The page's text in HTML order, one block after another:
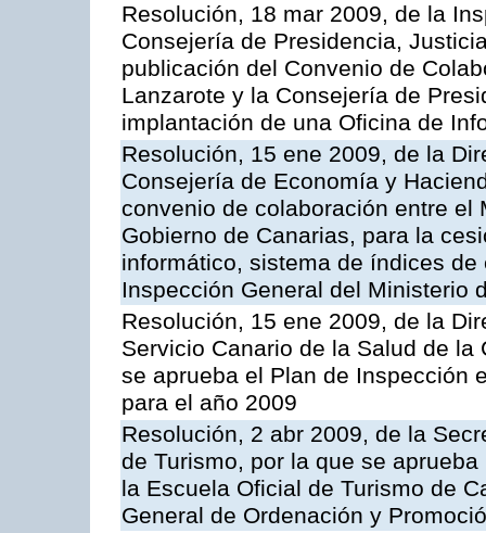
Resolución, 18 mar 2009, de la
Consejería de Presidencia,
publicación del Convenio de
Lanzarote y la Consejería de
implantación de una Oficina de
Resolución, 15 ene 2009, de la
Consejería de Economía y
convenio de colaboración entre
Gobierno de Canarias, para la
informático, sistema de índices
Inspección General del Ministerio
Resolución, 15 ene 2009, de la
Servicio Canario de la Salud de
se aprueba el Plan de Inspección
para el año 2009
Resolución, 2 abr 2009, de la
de Turismo, por la que se
la Escuela Oficial de Turismo de
General de Ordenación y